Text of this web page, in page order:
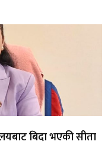
बिदा भएकी सीता